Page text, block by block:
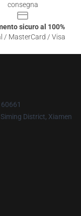
consegna
sicuro al 100%
/ MasterCard / Visa
District, Xiamen